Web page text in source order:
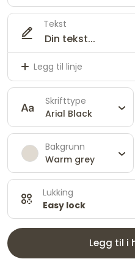
Tekst
Legg til linje
Skrifttype
Arial Black
Bakgrunn
Warm grey
Lukking
Easy lock
Legg til i